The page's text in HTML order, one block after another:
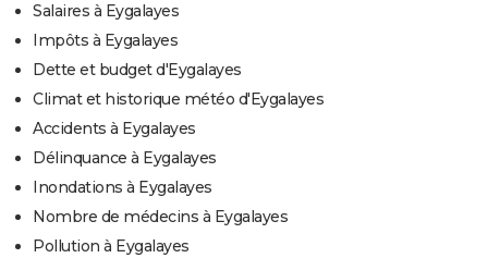
Salaires à Eygalayes
Impôts à Eygalayes
Dette et budget d'Eygalayes
Climat et historique météo d'Eygalayes
Accidents à Eygalayes
Délinquance à Eygalayes
Inondations à Eygalayes
Nombre de médecins à Eygalayes
Pollution à Eygalayes